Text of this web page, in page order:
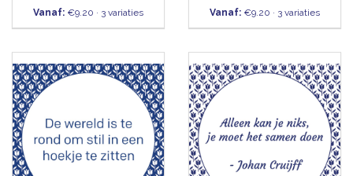
Vanaf: €9.20 · 3 variaties Vanaf: €9.20 · 3 variaties